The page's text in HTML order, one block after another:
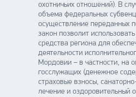
охотничьих отношений). В
объема федеральных
осуществление переданных
закон позволит
средства региона для
деятельности
Мордовии – в частности, на
госслужащих (денежное
страховые взносы,
лечение и оздоровительный